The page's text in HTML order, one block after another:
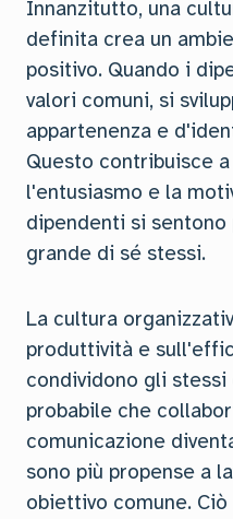
Innanzitutto, una
definita crea un
positivo. Quando i
valori comuni, si
appartenenza e
Questo contribuisce
l'entusiasmo e la
dipendenti si
grande di sé stessi.
La cultura
produttività e
condividono gli
probabile che
comunicazione
sono più propense a
obiettivo comune.